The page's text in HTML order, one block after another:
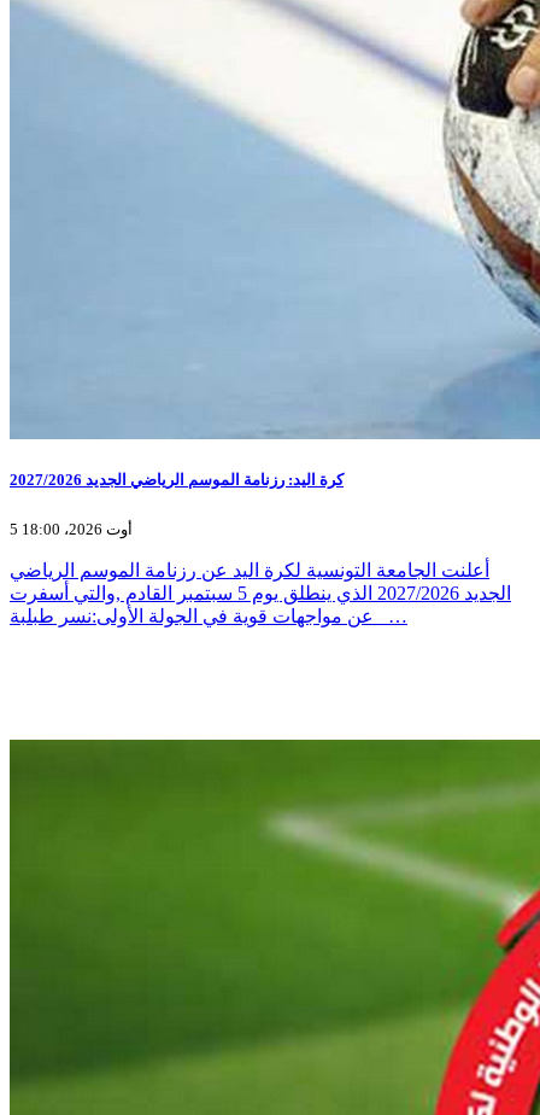
كرة اليد: رزنامة الموسم الرياضي الجديد 2027/2026
5 أوت 2026، 18:00
أعلنت الجامعة التونسية لكرة اليد عن رزنامة الموسم الرياضي
الجديد 2027/2026 الذي ينطلق يوم 5 سبتمبر القادم ,والتي أسفرت
عن مواجهات قوية في الجولة الأولى:نسر طبلبة _…